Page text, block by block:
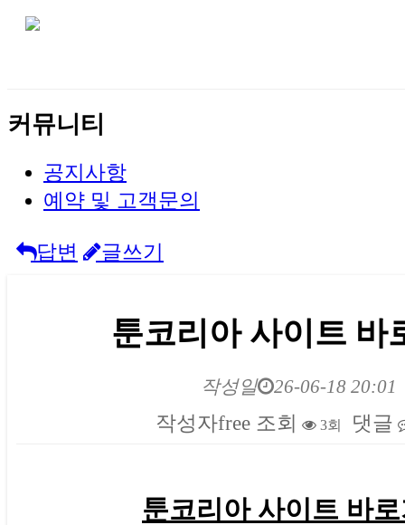
커뮤니티
공지사항
예약 및 고객문의
답변 글쓰기
툰코리아 사이트 바
작성일 26-06-18 20:01
작성자free 조회 3회 댓글
툰코리아 사이트 바